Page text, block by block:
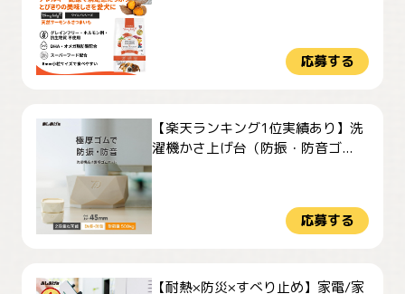
応募する
【楽天ランキング1位実績あり】洗
濯機かさ上げ台（防振・防音ゴ...
応募する
【耐熱×防災×すべり止め】家電/家